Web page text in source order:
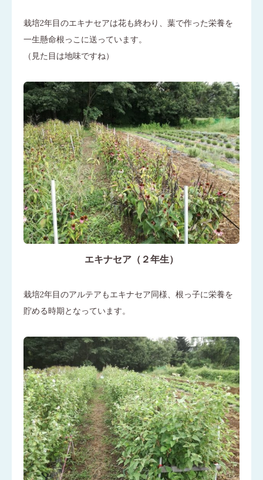
栽培2年目のエキナセアは花も終わり、葉で作った栄養を
一生懸命根っこに送っています。
（見た目は地味ですね）
エキナセア（２年生）
栽培2年目のアルテアもエキナセア同様、根っ子に栄養を
貯める時期となっています。